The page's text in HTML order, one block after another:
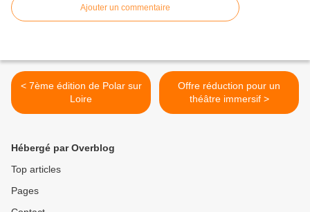
Ajouter un commentaire
< 7ème édition de Polar sur
Loire
Offre réduction pour un
théâtre immersif >
Hébergé par Overblog
Top articles
Pages